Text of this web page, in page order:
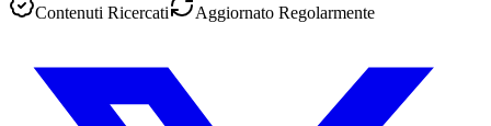
Contenuti Ricercati Aggiornato Regolarmente